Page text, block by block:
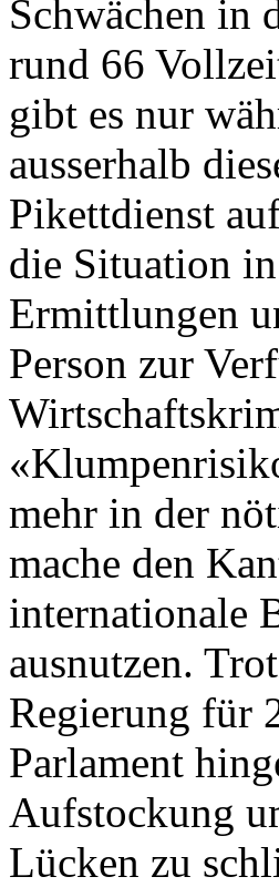
Schwächen in
rund 66
gibt es nur
ausserhalb
Pikettdienst
die Situation
Ermittlungen
Person zur
mehr in der
mache den
internationale
ausnutzen.
Regierung für
Parlament
Aufstockung
Lücken zu